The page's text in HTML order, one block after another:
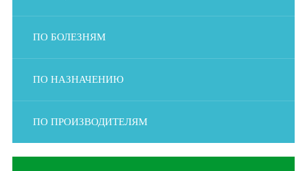
ПО БОЛЕЗНЯМ
ПО НАЗНАЧЕНИЮ
ПО ПРОИЗВОДИТЕЛЯМ